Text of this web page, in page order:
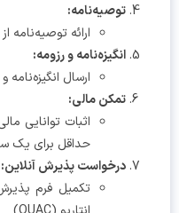
توصیه‌نامه:
ارائه توصیه‌نامه از
انگیزه‌نامه و رزومه:
ارسال انگیزه‌نامه و
تمکن مالی:
اثبات توانایی مالی
حداقل برای یک سال
درخواست پذیرش آنلاین:
تکمیل فرم پذیرش